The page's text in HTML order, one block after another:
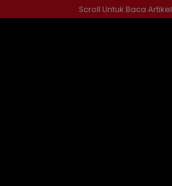
ke
Scroll Untuk Baca Artikel